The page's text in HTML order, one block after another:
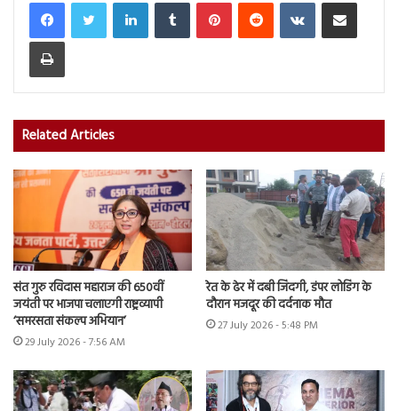
Print
Related Articles
संत गुरु रविदास महाराज की 650वीं
जयंती पर भाजपा चलाएगी राष्ट्रव्यापी
‘समरसता संकल्प अभियान’
29 July 2026 - 7:56 AM
रेत के ढेर में दबी जिंदगी, डंपर लोडिंग के
दौरान मजदूर की दर्दनाक मौत
27 July 2026 - 5:48 PM